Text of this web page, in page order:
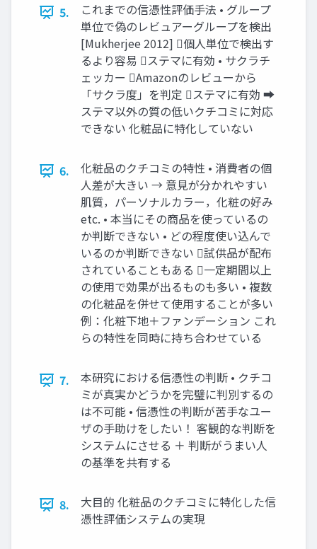
5.
これまでの信憑性評価手法 • グループ
単位で偽のレビュアーグループを検出
[Mukherjee 2012] 個人単位で検出す
るより容易 ステマに有効 • サクラチ
ェッカー Amazonのレビューから
「サクラ度」を判定 ステマに有効 ➡︎
ステマ以外の質の低いクチコミに対応
できない 化粧品に特化していない
6.
化粧品のクチコミの特性 • 消費者の個
人差が大きい → 意見が分かれやすい
肌質，パーソナルカラー，化粧の好み
etc. • 本当にその商品を使っているの
か判断できない • どの程度使い込んで
いるのか判断できない 試供品が配布
されていることもある 一定期間以上
の使用で効果が出るものも多い • 複数
の化粧品を併せて使用することが多い
例：化粧下地＋ファンデーション これ
らの特性を同時に持ち合わせている
7.
本研究における信憑性の判断 • クチコ
ミが真実かどうかを完璧に判別するの
は不可能 • 信憑性の判断が苦手なユー
ザの手助けをしたい！ 客観的な判断を
システムにさせる ＋ 判断がうまい人
の基準を共有する
8.
大目的 化粧品のクチコミに特化した信
憑性評価システムの実現